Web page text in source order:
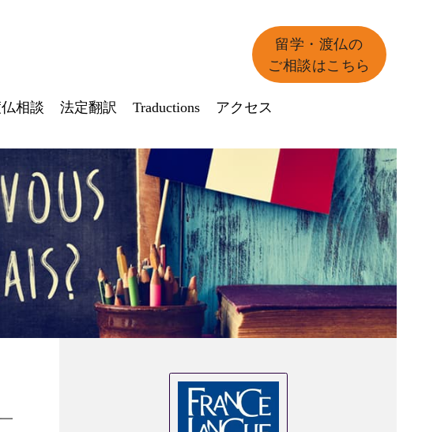
留学・渡仏の
ご相談はこちら
相談 法定翻訳 Traductions アクセス